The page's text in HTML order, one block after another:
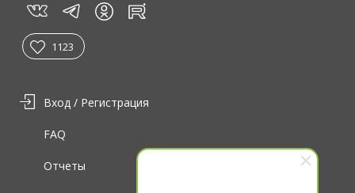
vk tg in rt
1123
Вход / Регистрация
Отчеты
FAQ